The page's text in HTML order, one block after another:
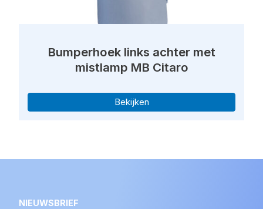
Bumperhoek links achter met
mistlamp MB Citaro
Bekijken
NIEUWSBRIEF